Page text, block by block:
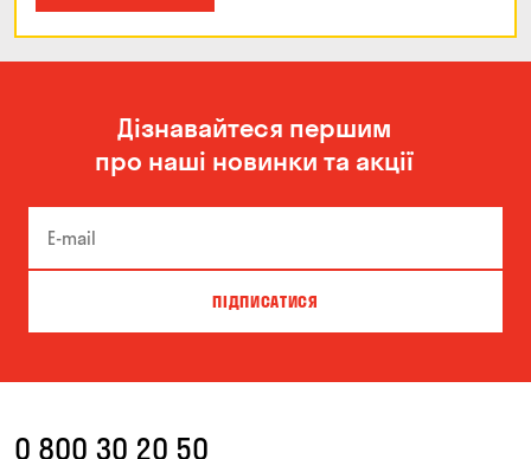
Дізнавайтеся першим
про наші новинки та акції
ПІДПИСАТИСЯ
0 800 30 20 50